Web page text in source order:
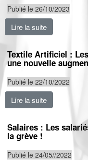
Publié le 26/10/2023
Lire la suite de Toray
Textile Artificiel :
une nouvelle
Publié le 22/10/2022
Lire la suite
Salaires : Les
la grève !
Publié le 24/05//2022